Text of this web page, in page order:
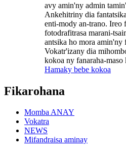
avy amin'ny admin
Ankehitriny dia
enti-mody an-trano. Ireo
fotodrafitrasa marani-
antsika ho mora amin'ny
Vokatr'izany dia
kokoa ny fanaraha-maso
Hamaky bebe kokoa
Fikarohana
Momba ANAY
Vokatra
NEWS
Mifandraisa aminay